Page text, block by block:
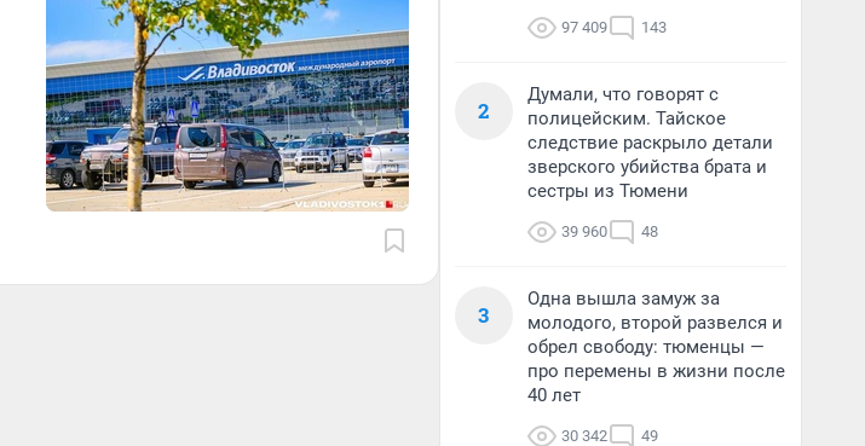
97 409 143
2
Думали, что говорят с
полицейским. Тайское
следствие раскрыло детали
зверского убийства брата и
сестры из Тюмени
39 960 48
3
Одна вышла замуж за
молодого, второй развелся и
обрел свободу: тюменцы —
про перемены в жизни после
40 лет
30 342 49